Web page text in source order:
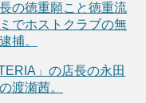
の徳重願こと徳重流
でホストクラブの無
捕。
」の店長の永田
渡瀬茜。